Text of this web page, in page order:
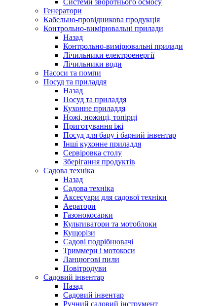
Системи зворотнього осмосу
Генератори
Кабельно-провідникова продукція
Контрольно-вимірювальні прилади
Назад
Контрольно-вимірювальні прилади
Лічильники електроенергії
Лічильники води
Насоси та помпи
Посуд та приладдя
Назад
Посуд та приладдя
Кухонне приладдя
Ножі, ножиці, топірці
Приготування їжі
Посуд для бару і барний інвентар
Інші кухонне приладдя
Сервіровка столу
Зберігання продуктів
Садова техніка
Назад
Садова техніка
Аксесуари для садової техніки
Аератори
Газонокосарки
Культиватори та мотоблоки
Кущорізи
Садові подрібнювачі
Триммери і мотокоси
Ланцюгові пили
Повітродуви
Садовий інвентар
Назад
Садовий інвентар
Ручний садовий інструмент